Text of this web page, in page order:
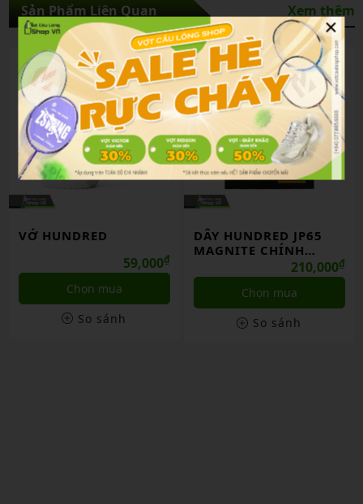
Sản Phẩm Liên Quan Xem thêm
VỚ HUNDRED
59,000₫
Chọn mua
So sánh
DÂY HUNDRED JP65
MAGNITE CHÍNH
210,000₫
Chọn mua
So sánh
×